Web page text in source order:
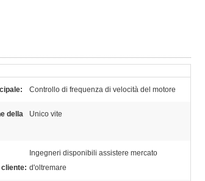
Controllo di frequenza di velocità del motore
della
Unico vite
Ingegneri disponibili assistere mercato
d'oltremare